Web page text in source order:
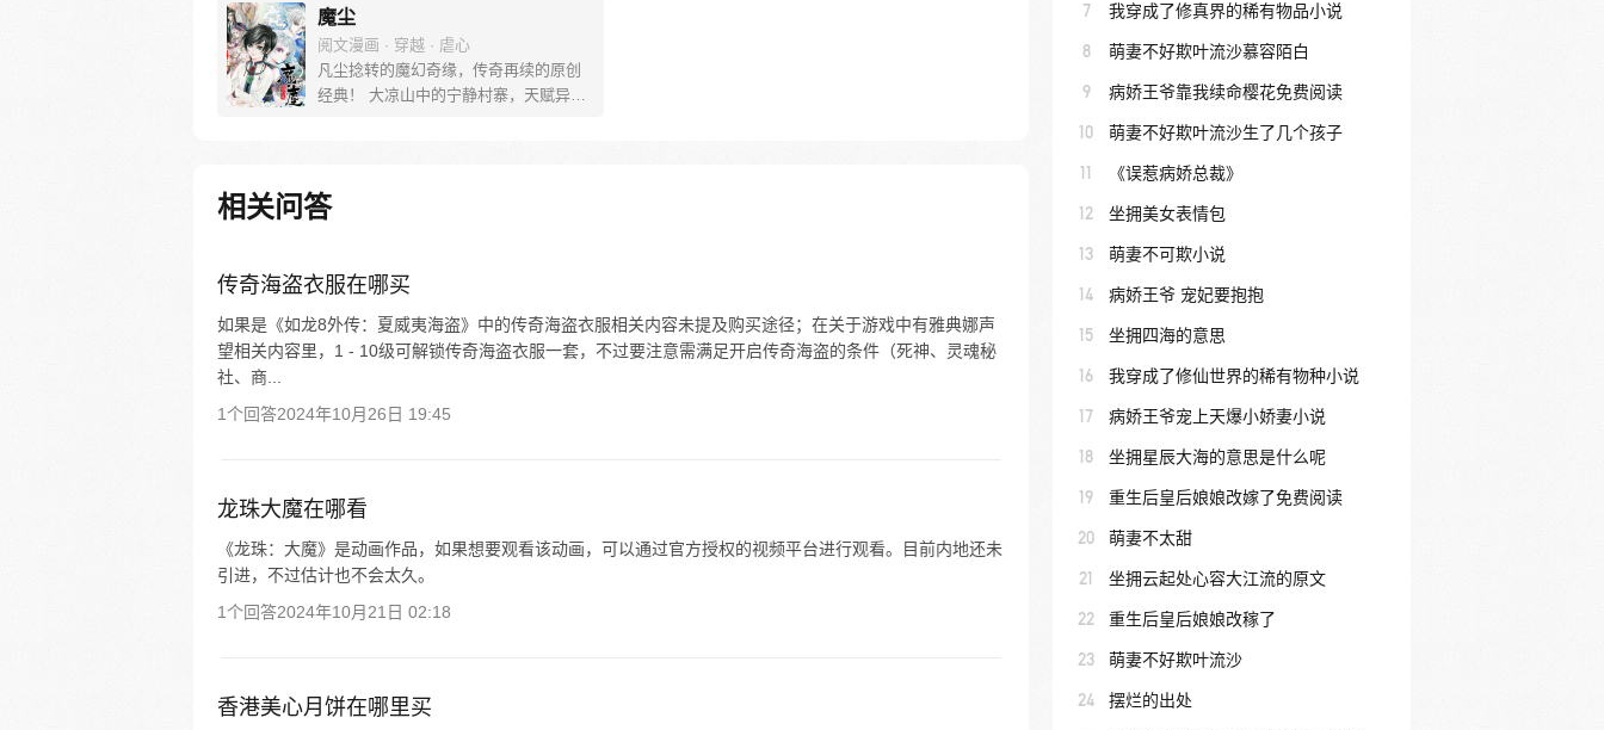
魔尘
阅文漫画 · 穿越 · 虐心
凡尘捻转的魔幻奇缘，传奇再续的原创
经典！ 大凉山中的宁静村寨，天赋异能
灵”的父亲“西大夫”被迫将孩子传送到了
繁华的都市……一段充满爱恨情仇的旅
相关问答
传奇海盗衣服在哪买
如果是《如龙8外传：夏威夷海盗》中的传奇海盗衣服相关内容未提及购买途径；在关于游戏中有雅典娜声
望相关内容里，1 - 10级可解锁传奇海盗衣服一套，不过要注意需满足开启传奇海盗的条件（死神、灵魂秘
社、商...
1个回答2024年10月26日 19:45
龙珠大魔在哪看
《龙珠：大魔》是动画作品，如果想要观看该动画，可以通过官方授权的视频平台进行观看。目前内地还未
引进，不过估计也不会太久。
1个回答2024年10月21日 02:18
香港美心月饼在哪里买
7 我穿成了修真界的稀有物品小说
8 萌妻不好欺叶流沙慕容陌白
9 病娇王爷靠我续命樱花免费阅读
10 萌妻不好欺叶流沙生了几个孩子
11 《误惹病娇总裁》
12 坐拥美女表情包
13 萌妻不可欺小说
14 病娇王爷 宠妃要抱抱
15 坐拥四海的意思
16 我穿成了修仙世界的稀有物种小说
17 病娇王爷宠上天爆小娇妻小说
18 坐拥星辰大海的意思是什么呢
19 重生后皇后娘娘改嫁了免费阅读
20 萌妻不太甜
21 坐拥云起处心容大江流的原文
22 重生后皇后娘娘改稼了
23 萌妻不好欺叶流沙
24 摆烂的出处